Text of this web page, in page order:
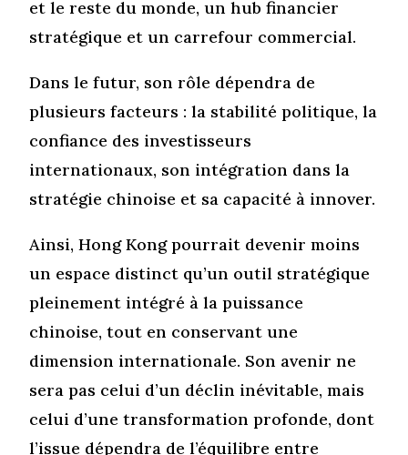
et le reste du monde, un hub financier
stratégique et un carrefour commercial.
Dans le futur, son rôle dépendra de
plusieurs facteurs : la stabilité politique, la
confiance des investisseurs
internationaux, son intégration dans la
stratégie chinoise et sa capacité à innover.
Ainsi, Hong Kong pourrait devenir moins
un espace distinct qu’un outil stratégique
pleinement intégré à la puissance
chinoise, tout en conservant une
dimension internationale. Son avenir ne
sera pas celui d’un déclin inévitable, mais
celui d’une transformation profonde, dont
l’issue dépendra de l’équilibre entre